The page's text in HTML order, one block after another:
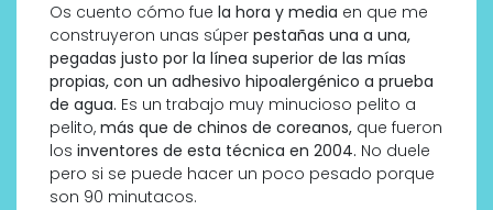
Os cuento cómo fue la hora y media en que me
construyeron unas súper pestañas una a una,
pegadas justo por la línea superior de las mías
propias, con un adhesivo hipoalergénico a prueba
de agua. Es un trabajo muy minucioso pelito a
pelito, más que de chinos de coreanos, que fueron
los inventores de esta técnica en 2004. No duele
pero si se puede hacer un poco pesado porque
son 90 minutacos.